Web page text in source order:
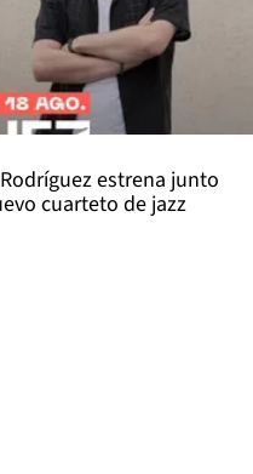
estrena junto
cuarteto de jazz